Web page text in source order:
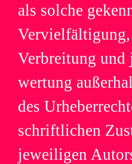
als sol­che
Ver­brei­tung
wer­tung
des
schrift­li­chen
jewei­li­gen